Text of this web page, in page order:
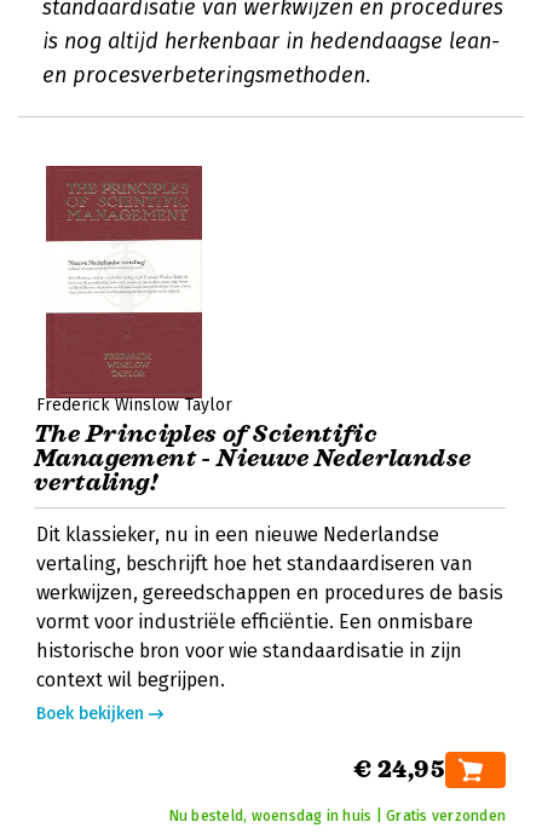
standaardisatie van werkwijzen en procedures
is nog altijd herkenbaar in hedendaagse lean-
en procesverbeteringsmethoden.
Frederick Winslow Taylor
The Principles of Scientific
Management - Nieuwe Nederlandse
vertaling!
Dit klassieker, nu in een nieuwe Nederlandse
vertaling, beschrijft hoe het standaardiseren van
werkwijzen, gereedschappen en procedures de basis
vormt voor industriële efficiëntie. Een onmisbare
historische bron voor wie standaardisatie in zijn
context wil begrijpen.
Boek bekijken
€ 24,95
Nu besteld, woensdag in huis | Gratis verzonden